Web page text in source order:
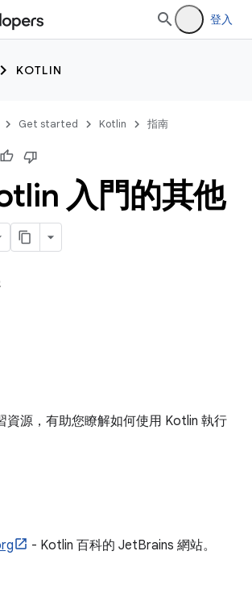
登入
KOTLIN
Get started Kotlin 指南
入門的其他
資源，有助您瞭解如何使用 Kotlin 執行
- Kotlin 百科的 JetBrains 網站。